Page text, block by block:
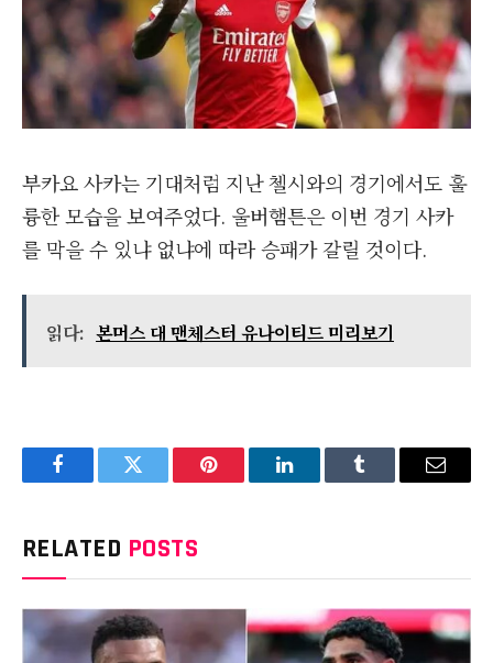
부카요 사카는 기대처럼 지난 첼시와의 경기에서도 훌
륭한 모습을 보여주었다. 울버햄튼은 이번 경기 사카
를 막을 수 있냐 없냐에 따라 승패가 갈릴 것이다.
읽다: 본머스 대 맨체스터 유나이티드 미리보기
FacebookTwitter Pinterest LinkedInTumblr Email
RELATED POSTS